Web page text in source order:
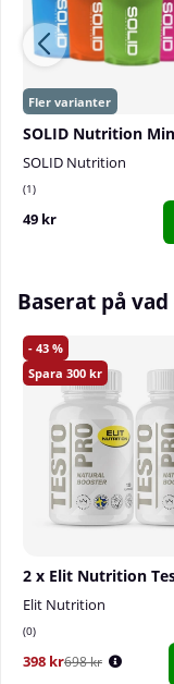
SOLID Nutrition
1
49 kr
Baserat på
43
300
Elit Nutrition
0
398 kr698 kr